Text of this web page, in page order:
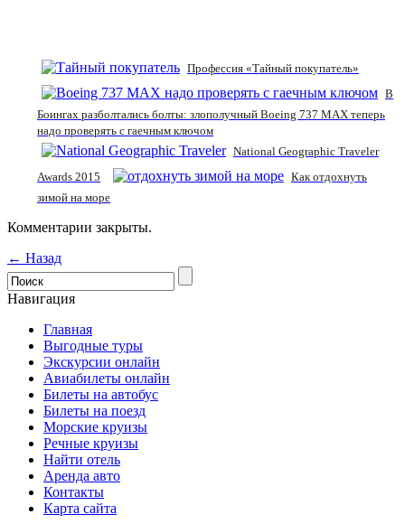
Профессия «Тайный покупатель»
В
Боингах разболтались болты: злополучный Boeing 737 MAX теперь
надо проверять с гаечным ключом
Nаtional Geographic Traveler
Awards 2015
Как отдохнуть
зимой на море
Комментарии закрыты.
← Назад
Навигация
Главная
Выгодные туры
Экскурсии онлайн
Авиабилеты онлайн
Билеты на автобус
Билеты на поезд
Морские круизы
Речные круизы
Найти отель
Аренда авто
Контакты
Карта сайта